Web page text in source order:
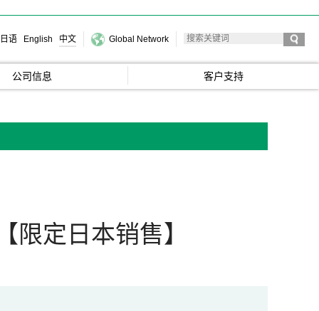
日语 English 中文 Global Network
公司信息 客户支持
限定日本销售】